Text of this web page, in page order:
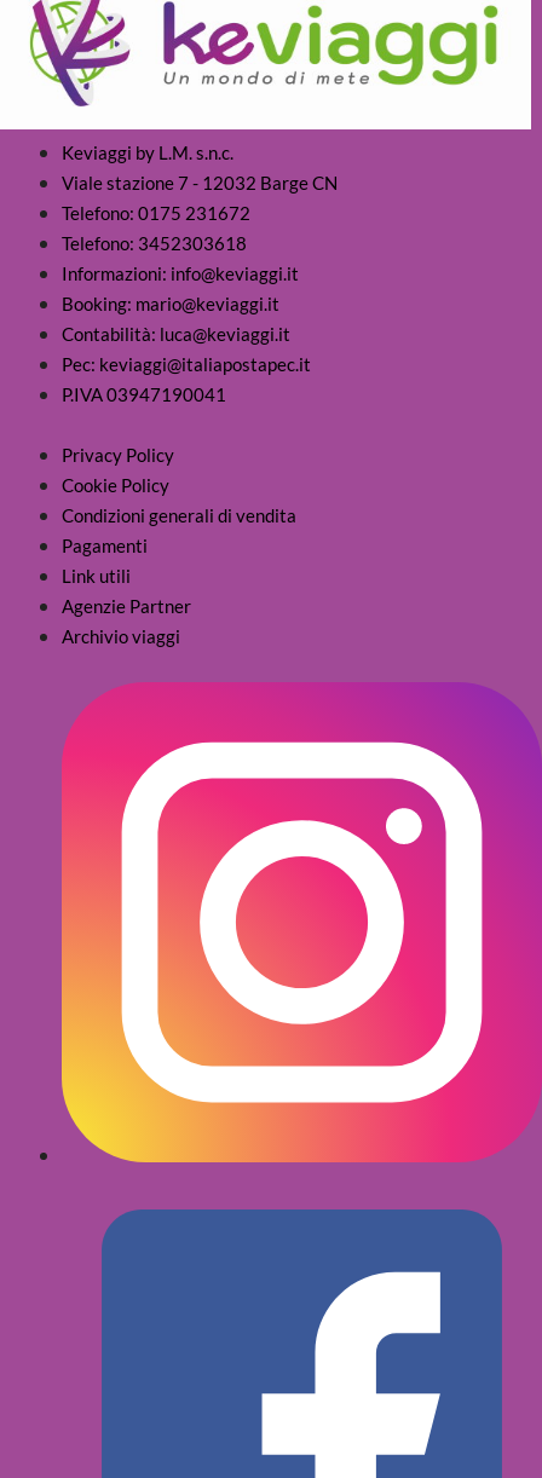
Keviaggi by L.M. s.n.c.
Viale stazione 7 - 12032 Barge CN
Telefono: 0175 231672
Telefono: 3452303618
Informazioni: info@keviaggi.it
Booking: mario@keviaggi.it
Contabilità: luca@keviaggi.it
Pec: keviaggi@italiapostapec.it
P.IVA 03947190041
Privacy Policy
Cookie Policy
Condizioni generali di vendita
Pagamenti
Link utili
Agenzie Partner
Archivio viaggi